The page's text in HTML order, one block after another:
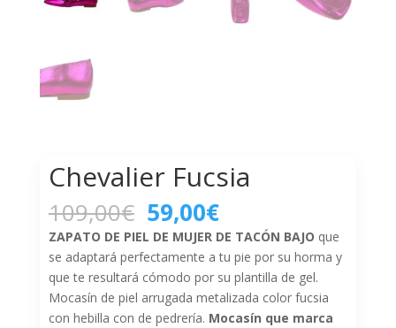
Chevalier Fucsia
109,00€ El
precio
original
era:
109,00€.
59,00€El
precio
actual
es:
59,00€.
ZAPATO DE PIEL DE MUJER DE TACÓN BAJO que
se adaptará perfectamente a tu pie por su horma y
que te resultará cómodo por su plantilla de gel.
Mocasín de piel arrugada metalizada color fucsia
con hebilla con de pedrería. Mocasín que marca